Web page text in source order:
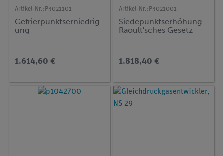
Artikel-Nr.: P3021101
Gefrierpunktserniedrig
ung
1.614,60 €
Artikel-Nr.: P3021001
Siedepunktserhöhung -
Raoult'sches Gesetz
1.818,40 €